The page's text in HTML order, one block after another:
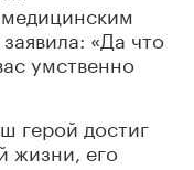
«Да что
умственно
герой достиг
жизни, его